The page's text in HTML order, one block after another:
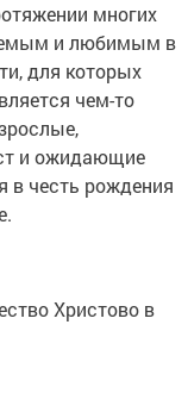
многих
и любимым в
для которых
чем-то
и ожидающие
в честь рождения
Христово в